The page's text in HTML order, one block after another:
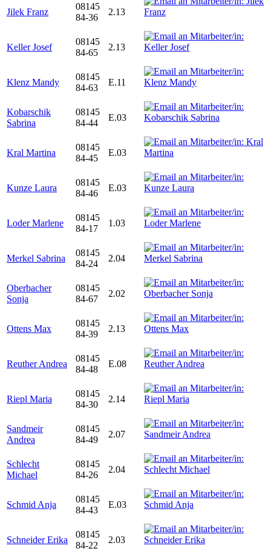
Jilek Franz
08145
84-36
2.13
Keller Josef
08145
84-65
2.13
Klenz Mandy
08145
84-63
E.11
Kobarschik
Sabrina
08145
84-44
E.03
Kral Martina
08145
84-45
E.03
Kunze Laura
08145
84-46
E.03
Loder Marlene
08145
84-17
1.03
Merkel Sabrina
08145
84-24
2.04
Oberbacher
Sonja
08145
84-67
2.02
Ottens Max
08145
84-39
2.13
Reuther Andrea
08145
84-48
E.08
Riepl Maria
08145
84-30
2.14
Sandmeir
Andrea
08145
84-49
2.07
Schlecht
Michael
08145
84-26
2.04
Schmid Anja
08145
84-43
E.03
Schneider Erika
08145
84-22
2.03